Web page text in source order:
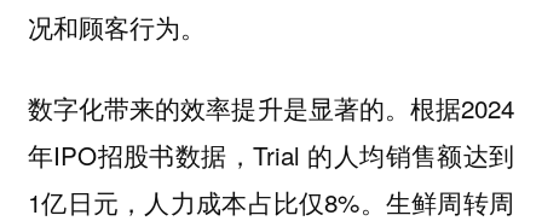
况和顾客行为。
数字化带来的效率提升是显著的。根据2024
年IPO招股书数据，Trial 的人均销售额达到
1亿日元，人力成本占比仅8%。生鲜周转周